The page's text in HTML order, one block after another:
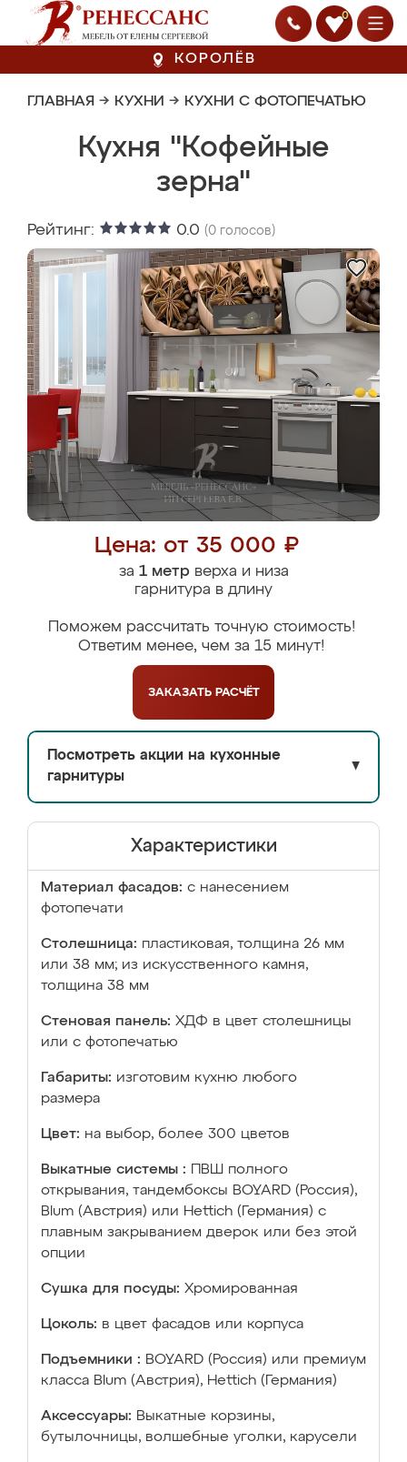
0
КОРОЛЁВ
ГЛАВНАЯ → КУХНИ → КУХНИ С ФОТОПЕЧАТЬЮ
Кухня "Кофейные
зерна"
Рейтинг: 0.0 (0 голосов)
Цена: от 35 000 ₽
за 1 метрверха и низа
гарнитура в длину
Поможем рассчитать точную стоимость!
Ответим менее, чем за 15 минут!
ЗАКАЗАТЬ РАСЧЁТ
Посмотреть акции на кухонные
гарнитуры
▼
Характеристики
Материал фасадов: с нанесением
фотопечати
Столешница: пластиковая, толщина 26 мм
или 38 мм; из искусственного камня,
толщина 38 мм
Стеновая панель: ХДФ в цвет столешницы
или с фотопечатью
Габариты: изготовим кухню любого
размера
Цвет: на выбор, более 300 цветов
Выкатные системы :
ПВШ полного
открывания, тандембоксы BOYARD (Россия),
Blum (Австрия) или Hettich (Германия) с
плавным закрыванием дверок или без этой
опции
Сушка для посуды: Хромированная
Цоколь: в цвет фасадов или корпуса
Подъемники : BOYARD (Россия) или премиум
класса Blum (Австрия), Hettich (Германия)
Аксессуары: Выкатные корзины,
бутылочницы, волшебные уголки, карусели